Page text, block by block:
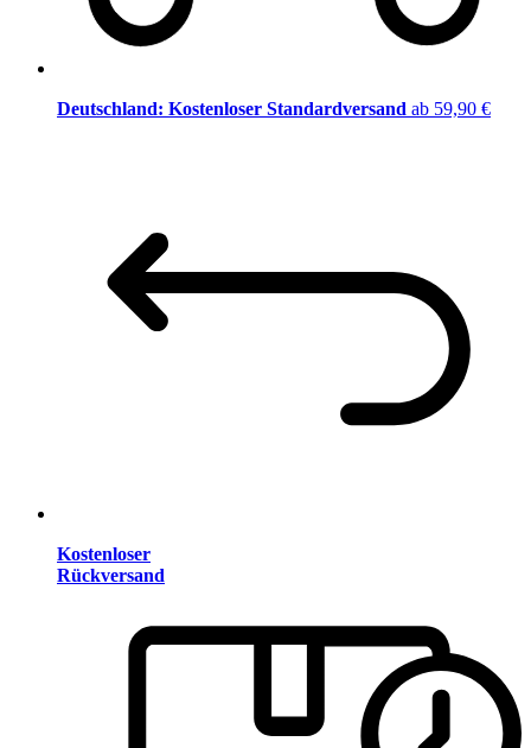
Deutschland: Kostenloser Standardversand ab 59,90 €
Kostenloser
Rückversand